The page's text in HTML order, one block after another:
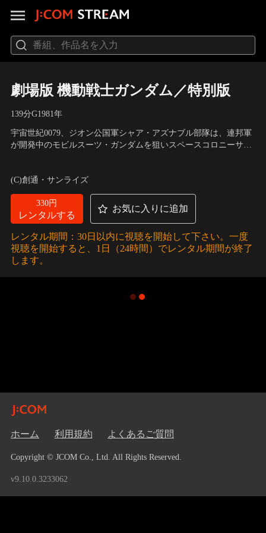
劇場版 機動戦士ガンダム／特別版
139分G1981年
宇宙世紀0079、ジオン公国軍シャア・アズナブル部隊は、連邦軍
が開発中のモビルスーツ・ガンダムを狙いスペースコロニーサイ
(C)創通・サンライズ
330円
レンタルする
お気に入りに追加
レンタル期間：30日以内に視聴を開始して下さい。一度
視聴を開始すると、1日（24時間）でレンタル期間が終了
します。
ホーム 利用規約 よくあるご質問
Copyright © JCOM Co., Ltd. All Rights Reserved.
v9.10.0.3233062